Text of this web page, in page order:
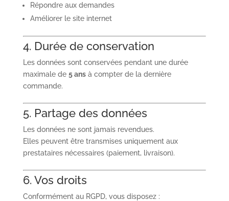
Répondre aux demandes
Améliorer le site internet
4. Durée de conservation
Les données sont conservées pendant une durée
maximale de 5 ansà compter de la dernière
commande.
5. Partage des données
Les données ne sont jamais revendues.
Elles peuvent être transmises uniquement aux
prestataires nécessaires (paiement, livraison).
6. Vos droits
Conformément au RGPD, vous disposez :